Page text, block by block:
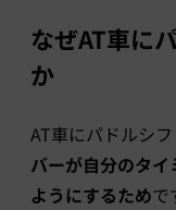
なぜAT車に
か
AT車にパドルシ
バーが自分のタ
ようにするためで